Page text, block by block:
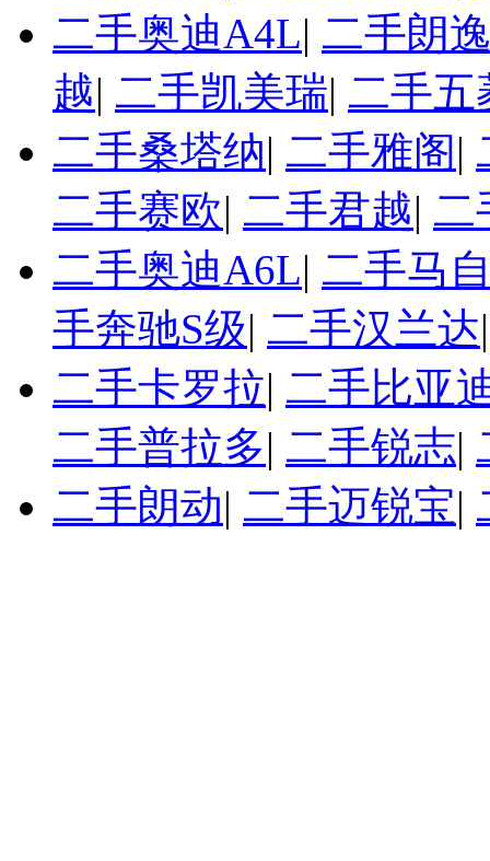
二手奥迪A4L| 二手朗
越| 二手凯美瑞| 二手五
二手桑塔纳| 二手雅阁|
二手赛欧| 二手君越| 二
二手奥迪A6L| 二手马
手奔驰S级| 二手汉兰达
二手卡罗拉| 二手比亚
二手普拉多| 二手锐志|
二手朗动| 二手迈锐宝|